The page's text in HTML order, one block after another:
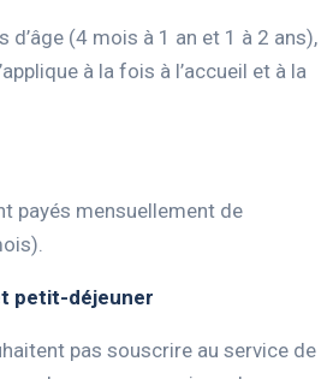
d’âge (4 mois à 1 an et 1 à 2 ans),
à la fois à l’accueil et à la
payés mensuellement de
petit-déjeuner
pas souscrire au service de